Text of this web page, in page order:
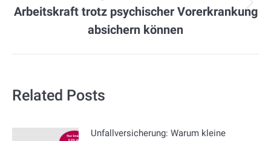
Nächster
Beitrag:
Arbeitskraft trotz psychischer Vorerkrankung
absichern können
Related Posts
Unfallversicherung: Warum kleine